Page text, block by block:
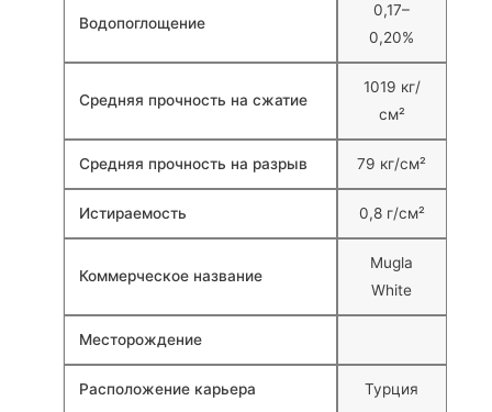
Водопоглощение
0,17–
0,20%
Средняя прочность на сжатие
1019 кг/
см²
Средняя прочность на разрыв 79 кг/см²
Истираемость 0,8 г/см²
Коммерческое название
Mugla
White
Месторождение
Расположение карьера Турция